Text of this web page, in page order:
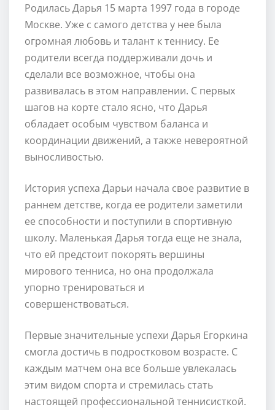
Родилась Дарья 15 марта 1997 года в городе
Москве. Уже с самого детства у нее была
огромная любовь и талант к теннису. Ее
родители всегда поддерживали дочь и
сделали все возможное, чтобы она
развивалась в этом направлении. С первых
шагов на корте стало ясно, что Дарья
обладает особым чувством баланса и
координации движений, а также невероятной
выносливостью.
История успеха Дарьи начала свое развитие в
раннем детстве, когда ее родители заметили
ее способности и поступили в спортивную
школу. Маленькая Дарья тогда еще не знала,
что ей предстоит покорять вершины
мирового тенниса, но она продолжала
упорно тренироваться и
совершенствоваться.
Первые значительные успехи Дарья Егоркина
смогла достичь в подростковом возрасте. С
каждым матчем она все больше увлекалась
этим видом спорта и стремилась стать
настоящей профессиональной теннисисткой.